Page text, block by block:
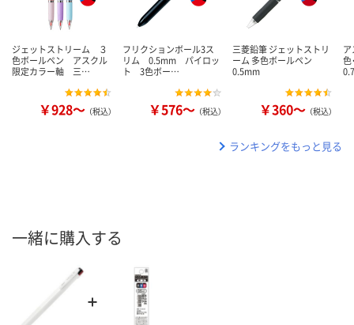
ジェットストリーム ３
色ボールペン アスクル
限定カラー軸 三…
￥928～ （税込）
フリクションボール3ス
リム 0.5mm パイロッ
ト 3色ボー…
￥576～ （税込）
三菱鉛筆 ジェットストリ
ーム 多色ボールペン
0.5mm
￥360～ （税込）
ランキングをもっと見る
一緒に購入する